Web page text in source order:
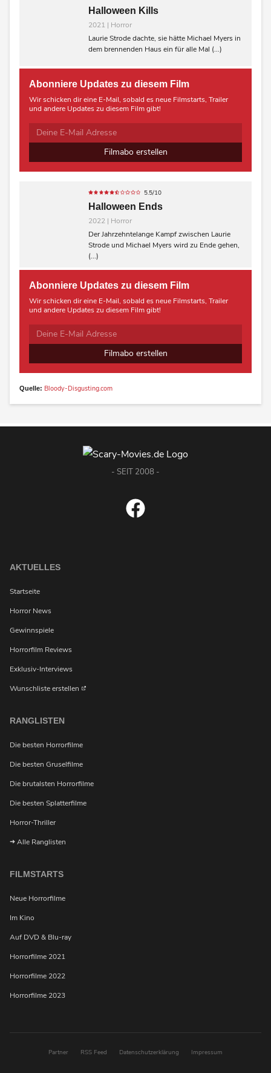
Halloween Kills
2021 | Horror
Laurie Strode dachte, sie hätte Michael Myers in
dem brennenden Haus ein für alle Mal (...)
Abonniere Updates zu diesem Film
Wir schicken dir eine E-Mail, sobald es neue Filmstarts, Trailer
und andere Updates zu diesem Film gibt!
Filmabo erstellen
5.5/10
Halloween Ends
2022 | Horror
Der Jahrzehntelange Kampf zwischen Laurie
Strode und Michael Myers wird zu Ende gehen,
(...)
Abonniere Updates zu diesem Film
Wir schicken dir eine E-Mail, sobald es neue Filmstarts, Trailer
und andere Updates zu diesem Film gibt!
Filmabo erstellen
Quelle: Bloody-Disgusting.com
- SEIT 2008 -
AKTUELLES
Startseite
Horror News
Gewinnspiele
Horrorfilm Reviews
Exklusiv-Interviews
Wunschliste erstellen
RANGLISTEN
Die besten Horrorfilme
Die besten Gruselfilme
Die brutalsten Horrorfilme
Die besten Splatterfilme
Horror-Thriller
Alle Ranglisten
FILMSTARTS
Neue Horrorfilme
Im Kino
Auf DVD & Blu-ray
Horrorfilme 2021
Horrorfilme 2022
Horrorfilme 2023
Partner RSS Feed Datenschutzerklärung Impressum
Möchtest du bei Neuigkeiten über Horrorfilme von